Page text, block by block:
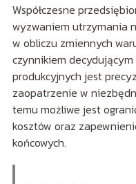
Współczesne
wyzwaniem utrzymania
w obliczu zmiennych
czynnikiem
produkcyjnych jest
zaopatrzenie w
temu możliwe jest
kosztów oraz
końcowych.